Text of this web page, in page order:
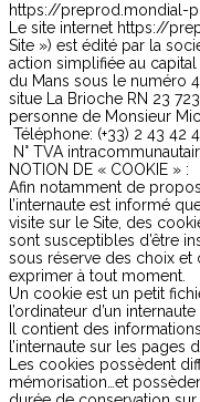
https://preprod.mondial-
Le site internet https://
Site ») est édité par la
action simplifiée au
du Mans sous le numéro
situe La Brioche RN 23
personne de Monsieur
Téléphone: (+33) 2 43 42
N° TVA
NOTION DE « COOKIE » :
Afin notamment de
l’internaute est informé
visite sur le Site, des
sont susceptibles d’être
sous réserve des choix et
exprimer à tout moment.
Un cookie est un petit
l’ordinateur d’un
Il contient des
l’internaute sur les pages
Les cookies possèdent
mémorisation…et